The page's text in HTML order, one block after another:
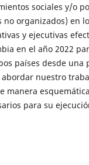
sociales y/o
no organizados) en
y ejecutivas
en el año 2022
países desde una
abordar nuestro
manera
para su